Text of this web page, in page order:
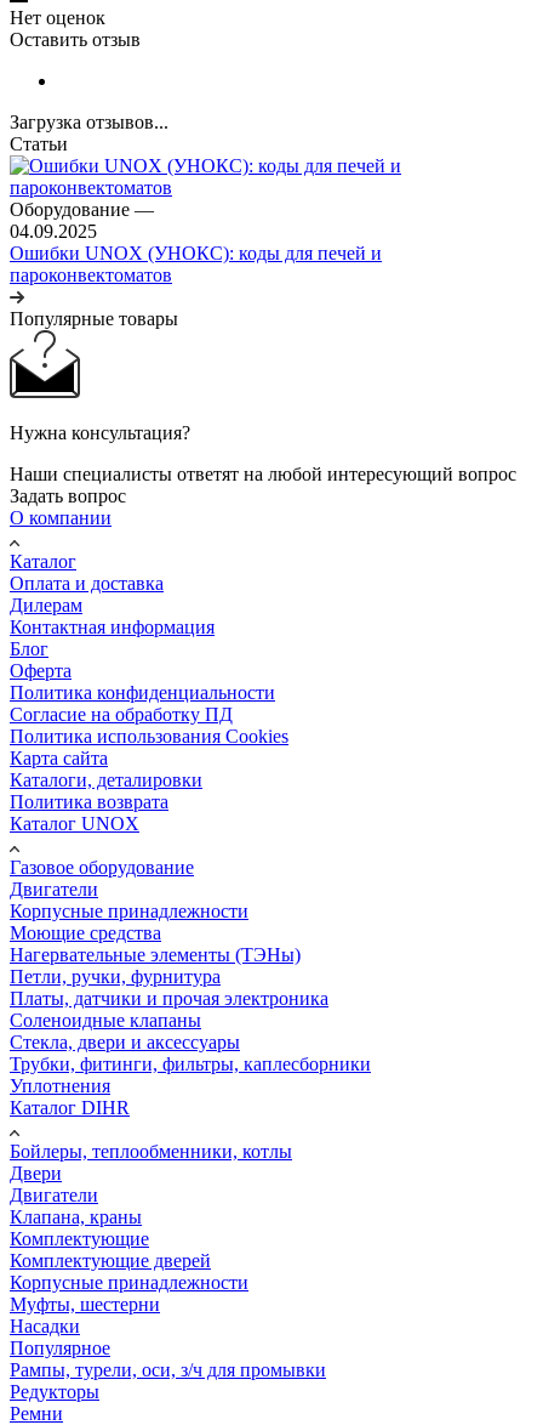
Нет оценок
Оставить отзыв
Загрузка отзывов...
Статьи
Оборудование —
04.09.2025
Ошибки UNOX (УНОКС): коды для печей и
пароконвектоматов
Популярные товары
Нужна консультация?
Наши специалисты ответят на любой интересующий вопрос
Задать вопрос
О компании
Каталог
Оплата и доставка
Дилерам
Контактная информация
Блог
Оферта
Политика конфиденциальности
Согласие на обработку ПД
Политика использования Cookies
Карта сайта
Каталоги, деталировки
Политика возврата
Каталог UNOX
Газовое оборудование
Двигатели
Корпусные принадлежности
Моющие средства
Нагервательные элементы (ТЭНы)
Петли, ручки, фурнитура
Платы, датчики и прочая электроника
Соленоидные клапаны
Стекла, двери и аксессуары
Трубки, фитинги, фильтры, каплесборники
Уплотнения
Каталог DIHR
Бойлеры, теплообменники, котлы
Двери
Двигатели
Клапана, краны
Комплектующие
Комплектующие дверей
Корпусные принадлежности
Муфты, шестерни
Насадки
Популярное
Рампы, турели, оси, з/ч для промывки
Редукторы
Ремни